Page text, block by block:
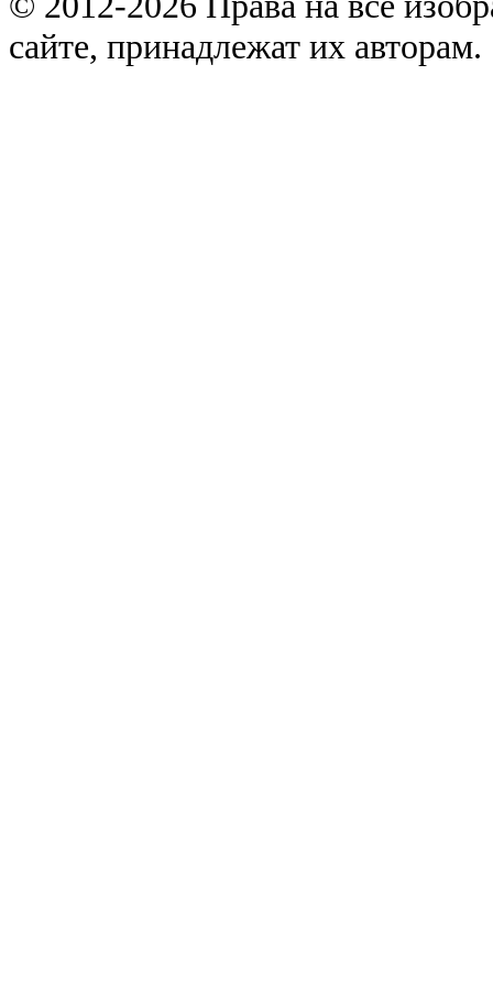
сайте, принадлежат их авторам.